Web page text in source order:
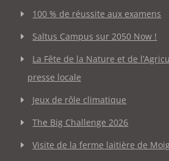
100 % de réussite aux examens
Saltus Campus sur 2050 Now !
La Fête de la Nature et de
presse locale
Jeux de rôle climatique
The Big Challenge 2026
Visite de la ferme laitière de